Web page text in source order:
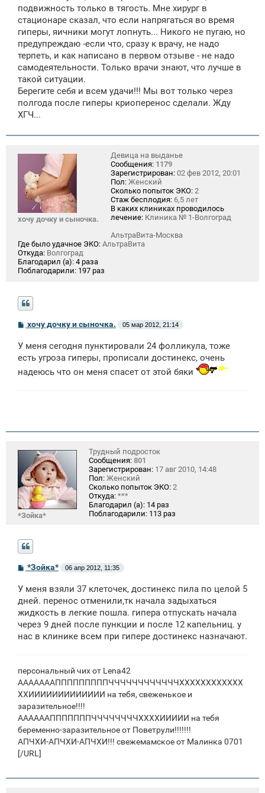
подвижность только в тягость. Мне хирург в
стационаре сказал, что если напрягаться во время
гиперы, яичники могут лопнуть... Никого не пугаю, но
предупреждаю -если что, сразу к врачу, не надо
терпеть, и как написано в первом отзыве - не надо
самодеятельности. Только врачи знают, что лучше в
такой ситуации.
Берегите себя и всем удачи!!! Мы вот только через
полгода после гиперы криоперенос сделали. Жду
ХГЧ...
хочу дочку и сыночка.
Девица на выданье
Сообщения: 1179
Зарегистрирован: 02 фев 2012, 20:01
Пол: Женский
Сколько попыток ЭКО: 2
Стаж бесплодия: 6,5 лет
В каких клиниках проводилось
лечение: Клиника № 1-Волгоград
АльтраВита-Москва
Где было удачное ЭКО: АльтраВита
Откуда: Волгоград
Благодарил (а): 4 раза
Поблагодарили: 197 раз
С
о
б
щ
н
хочу дочку и сыночка. 05 мар 2012, 21:14
У меня сегодня пунктировали 24 фолликула, тоже
есть угроза гиперы, прописали достинекс, очень
надеюсь что он меня спасет от этой бяки
*Зойка*
Трудный подросток
Сообщения: 801
Зарегистрирован: 17 авг 2010, 14:48
Пол: Женский
Сколько попыток ЭКО: 2
Откуда: ***
Благодарил (а): 14 раз
Поблагодарили: 113 раз
С
о
б
щ
н
и
е
*Зойка* 06 апр 2012, 11:35
У меня взяли 37 клеточек, достинекс пила по целой 5
дней. перенос отменили,тк начала задыхаться
жидкость в легкие пошла. гипера отпускать начала
через 9 дней после пункции и после 12 капельниц. у
нас в клинике всем при гипере достинекс назначают.
персональный чих от Lena42
АААААААПППППППППЧЧЧЧЧЧЧЧЧЧЧЧХХХХХХХХХХХХ
ХХИИИИИИИИИИИИИ на тебя, свеженькое и
заразительное!!!!
ААААААПППППППЧЧЧЧЧЧЧЧХХХХИИИИИ на тебя
беременно-заразительное от Поветрули!!!!!!!
АПЧХИ-АПЧХИ-АПЧХИ!!! свежемамское от Малинка 0701
[/URL]